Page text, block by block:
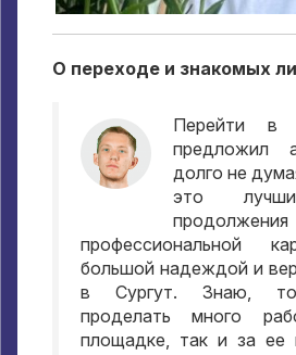
О переходе и знакомых
Перейти в
предложил
долго не
это
продолжения
профессиональной
большой надеждой и
в Сургут. Знаю, то
проделать много
площадке, так и за ее